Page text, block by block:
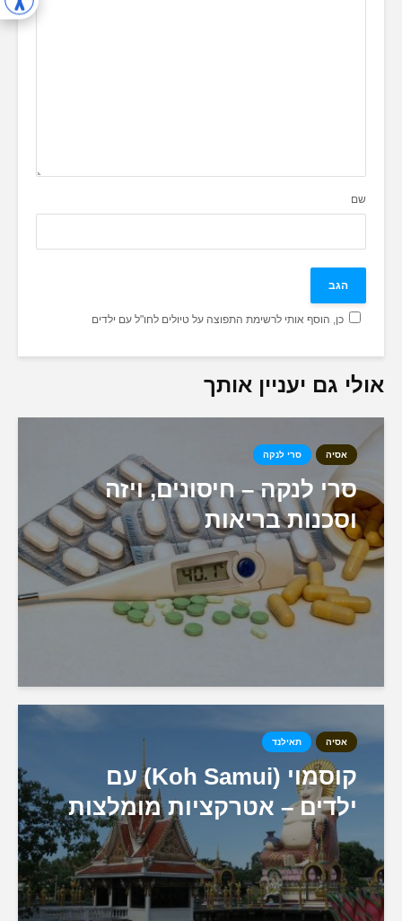
שם
כן, הוסף אותי לרשימת התפוצה על טיולים לחו"ל עם ילדים
אולי גם יעניין אותך
אסיה סרי לנקה
סרי לנקה – חיסונים, ויזה
וסכנות בריאות
אסיה תאילנד
קוסמוי (Koh Samui) עם
ילדים – אטרקציות מומלצות